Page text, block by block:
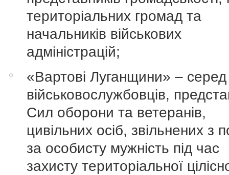
територіальних громад та
начальників військових
адміністрацій;
«Вартові Луганщини» – серед
військовослужбовців,
Сил оборони та ветеранів,
цивільних осіб, звільнених з
за особисту мужність під час
захисту територіальної